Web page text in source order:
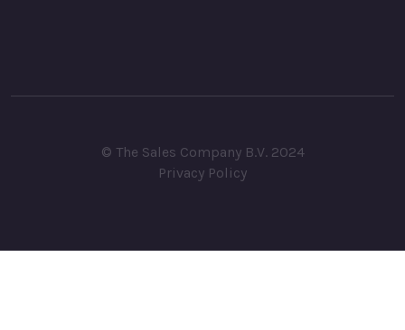
© The Sales Company B.V. 2024
Privacy Policy